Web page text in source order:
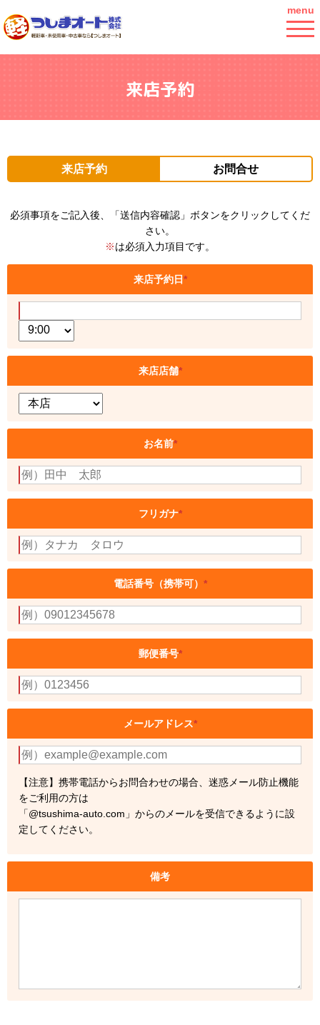
menu
来店予約
来店予約 お問合せ
必須事項をご記入後、「送信内容確認」ボタンをクリックしてくだ
さい。
※は必須入力項目です。
来店予約日*
来店店舗*
お名前*
フリガナ*
電話番号（携帯可） *
郵便番号*
メールアドレス*
【注意】携帯電話からお問合わせの場合、迷惑メール防止機能
をご利用の方は
「@tsushima-auto.com」からのメールを受信できるように設
定してください。
備考